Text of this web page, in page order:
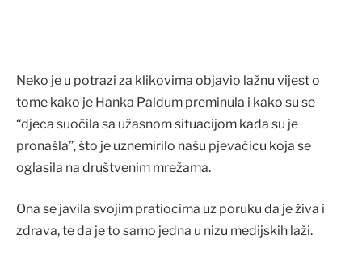
Neko je u potrazi za klikovima objavio lažnu vijest o
tome kako je Hanka Paldum preminula i kako su se
“djeca suočila sa užasnom situacijom kada su je
pronašla”, što je uznemirilo našu pjevačicu koja se
oglasila na društvenim mrežama.
Ona se javila svojim pratiocima uz poruku da je živa i
zdrava, te da je to samo jedna u nizu medijskih laži.